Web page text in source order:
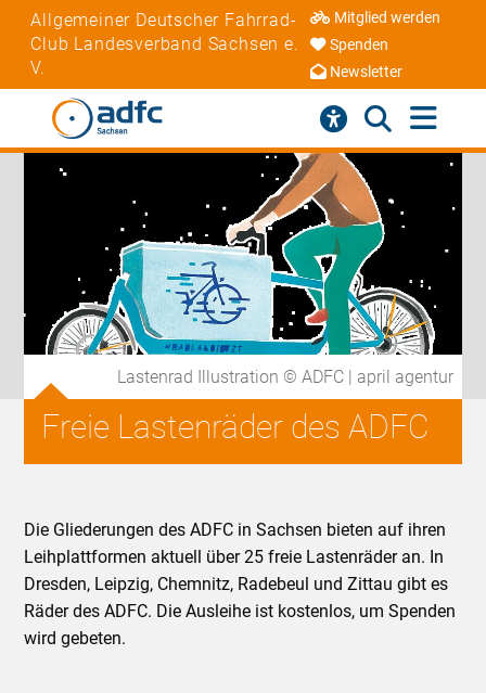
Allgemeiner Deutscher Fahrrad-
Club Landesverband Sachsen e.
V.
Mitglied werden
Spenden
Newsletter
Lastenrad Illustration © ADFC | april agentur
Freie Lastenräder des ADFC
Die Gliederungen des ADFC in Sachsen bieten auf ihren
Leihplattformen aktuell über 25 freie Lastenräder an. In
Dresden, Leipzig, Chemnitz, Radebeul und Zittau gibt es
Räder des ADFC. Die Ausleihe ist kostenlos, um Spenden
wird gebeten.